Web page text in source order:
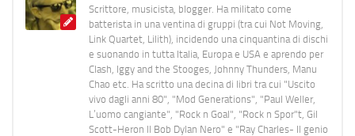
Scrittore, musicista, blogger. Ha militato come
batterista in una ventina di gruppi (tra cui Not Moving,
Link Quartet, Lilith), incidendo una cinquantina di dischi
e suonando in tutta Italia, Europa e USA e aprendo per
Clash, Iggy and the Stooges, Johnny Thunders, Manu
Chao etc. Ha scritto una decina di libri tra cui "Uscito
vivo dagli anni 80", "Mod Generations", "Paul Weller,
L’uomo cangiante", "Rock n Goal", "Rock n Spor"t, Gil
Scott-Heron Il Bob Dylan Nero" e "Ray Charles- Il genio